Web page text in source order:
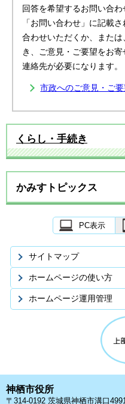
回答を希望するお問い合
「お問い合わせ」に記載
合わせいただくか、また
き、ご意見・ご要望をお
連絡先が必要になります。
市政へのご意見・ご要
くらし・手続き
かみすトピックス
PC表示
サイトマップ
ホームページの使い方
ホームページ運用管理
神栖市役所
〒314-0192 茨城県神栖市溝口